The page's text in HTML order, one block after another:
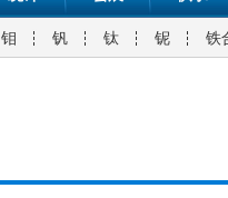
钼 钒 钛 铌 铁